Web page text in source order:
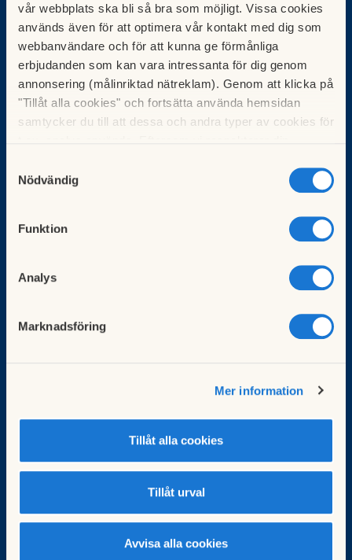
vår webbplats ska bli så bra som möjligt. Vissa cookies
används även för att optimera vår kontakt med dig som
webbanvändare och för att kunna ge förmånliga
erbjudanden som kan vara intressanta för dig genom
annonsering (målinriktad nätreklam). Genom att klicka på
"Tillåt alla cookies" och fortsätta använda hemsidan
samtycker du till att dessa och andra typer av cookies för
cookies och välja att endast tillåta ett urval.
Nödvändig
Funktion
Analys
Marknadsföring
Mer information
Tillåt alla cookies
Tillåt urval
Avvisa alla cookies
Vad vill du göra?
Sök bostad
Bli medlem
Börja bospara
För brf:er
Köp fastighetsförvaltning
Kurser för styrelseledamöter
Gör en felanmälan
Om HSB Södertälje
Vår personuppgiftspolicy
Om personuppgifter i HSB
Informationssäkerhet i HSB
Tillgänglighetsredogörelse
In English